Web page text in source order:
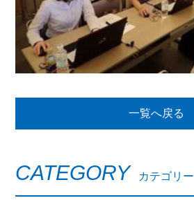
一覧へ戻る
CATEGORY カテゴリー